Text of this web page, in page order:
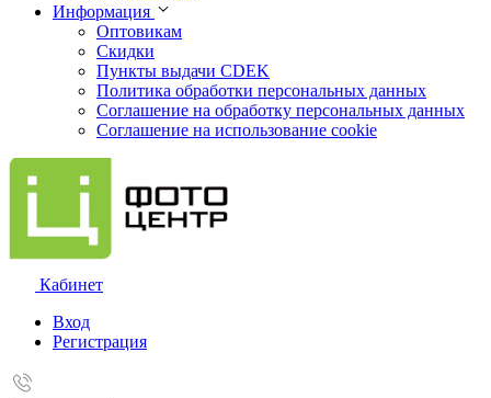
Информация
Оптовикам
Скидки
Пункты выдачи CDEK
Политика обработки персональных данных
Соглашение на обработку персональных данных
Соглашение на использование cookie
Кабинет
Вход
Регистрация